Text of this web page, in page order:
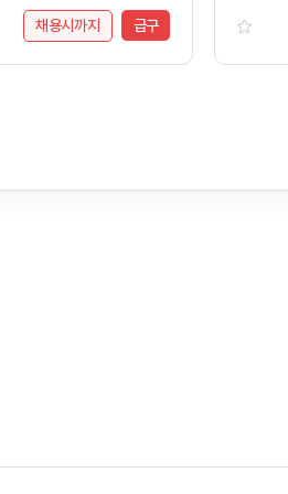
채용시까지 급구